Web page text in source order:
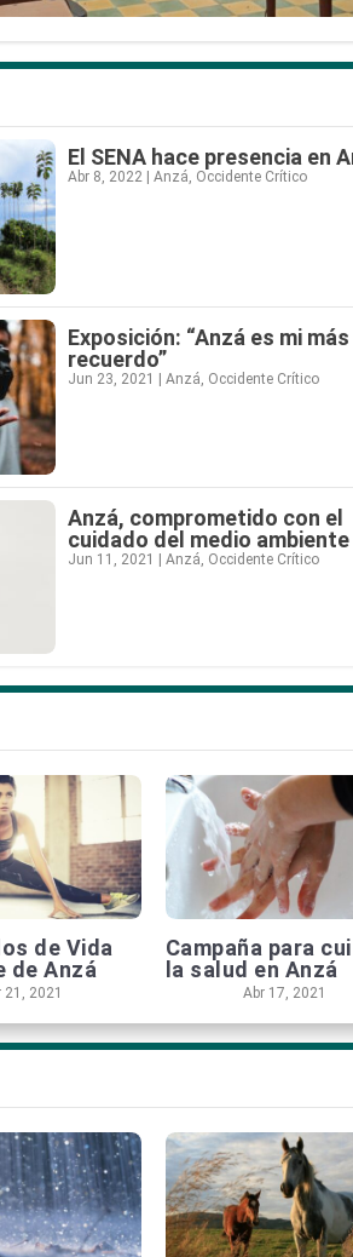
El SENA hace presencia en
Abr 8, 2022 |Anzá, Occidente Crítico
Exposición: “Anzá es mi
recuerdo”
Jun 23, 2021 |Anzá, Occidente Crítico
Anzá, comprometido con el
cuidado del medio ambiente
Jun 11, 2021 |Anzá Occidente Crítico
de Vida
de Anzá
21, 2021
Campaña para
la salud en Anzá
Abr 17, 2021